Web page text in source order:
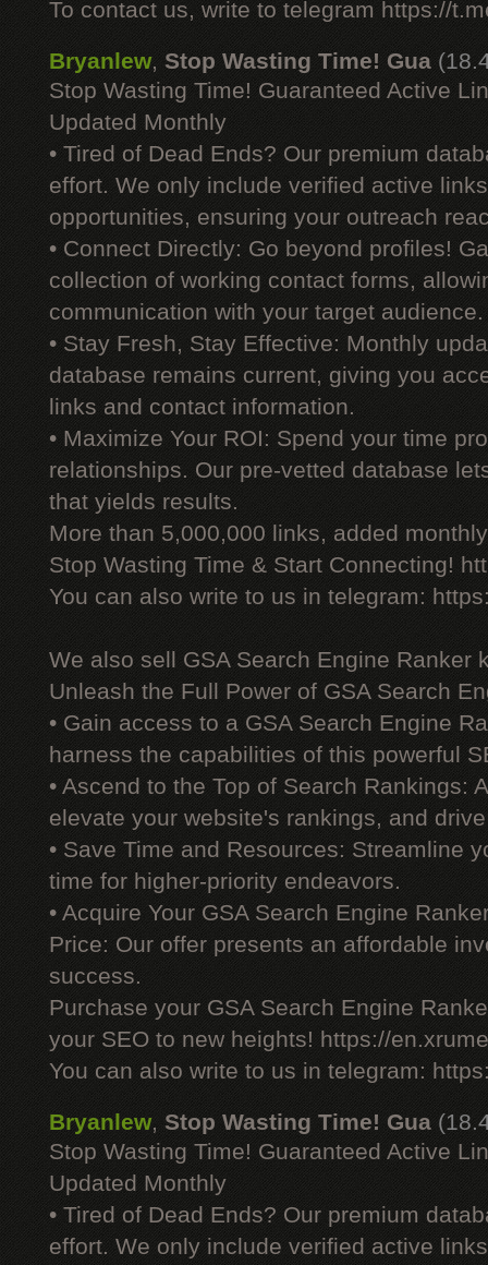
To contact us, write to telegram https://
Bryanlew,Stop Wasting Time! Gua
Stop Wasting Time! Guaranteed Active
Updated Monthly
• Tired of Dead Ends? Our premium
effort. We only include verified active
opportunities, ensuring your outreach
• Connect Directly: Go beyond profiles!
collection of working contact forms,
communication with your target audience.
• Stay Fresh, Stay Effective: Monthly
database remains current, giving you
links and contact information.
• Maximize Your ROI: Spend your time
relationships. Our pre-vetted database
that yields results.
More than 5,000,000 links, added
Stop Wasting Time & Start Connecting!
You can also write to us in telegram:
We also sell GSA Search Engine Ranker
Unleash the Full Power of GSA Search
• Gain access to a GSA Search Engine
harness the capabilities of this powerful
• Ascend to the Top of Search Rankings:
elevate your website's rankings, and
• Save Time and Resources: Streamline
time for higher-priority endeavors.
• Acquire Your GSA Search Engine
Price: Our offer presents an affordable
success.
Purchase your GSA Search Engine
your SEO to new heights! https://
You can also write to us in telegram:
Bryanlew, Stop Wasting Time! Gua
Stop Wasting Time! Guaranteed Active
Updated Monthly
• Tired of Dead Ends? Our premium
effort. We only include verified active